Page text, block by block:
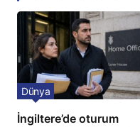
İngiltere’de oturum
Dünya